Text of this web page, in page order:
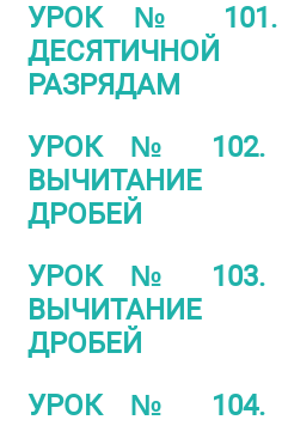
УРОК № 101.
РАЗРЯДАМ
УРОК № 102.
ВЫЧИТАНИЕ
ДРОБЕЙ
УРОК № 103.
ВЫЧИТАНИЕ
ДРОБЕЙ
УРОК № 104.